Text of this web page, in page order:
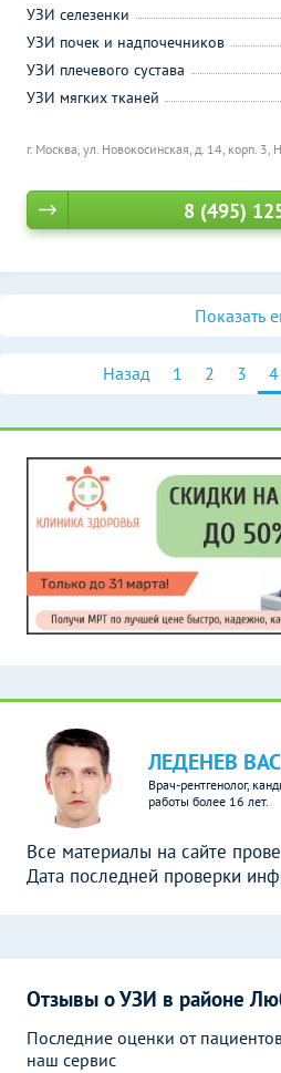
г. Москва, ул. Новокосинская, д. 14, корп. 3,
УЗИ селезенки
УЗИ почек и надпочечников
УЗИ плечевого сустава
УЗИ мягких тканей
8 (495)
Показать
Назад 1 2 3 4
ЛЕДЕНЕВ
Врач-рентгенолог,
работы более 16 лет.
Все материалы на сайте
Дата последней проверки
Отзывы о УЗИ в районе
Последние оценки от
наш сервис